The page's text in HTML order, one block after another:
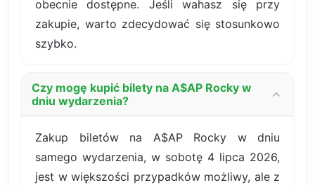
obecnie dostępne. Jeśli wahasz się przy
zakupie, warto zdecydować się stosunkowo
szybko.
Czy mogę kupić bilety na A$AP Rocky w
dniu wydarzenia?
Zakup biletów na A$AP Rocky w dniu
samego wydarzenia, w sobotę 4 lipca 2026,
jest w większości przypadków możliwy, ale z